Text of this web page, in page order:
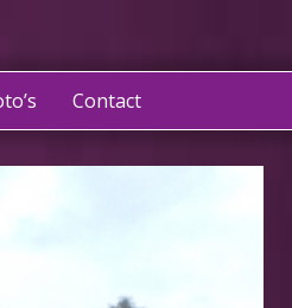
Contact